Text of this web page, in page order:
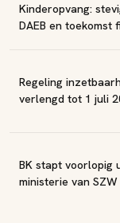
Kinderopvang:
DAEB en toekomst
Regeling
verlengd tot 1 juli
BK stapt voorlopig
ministerie van SZW